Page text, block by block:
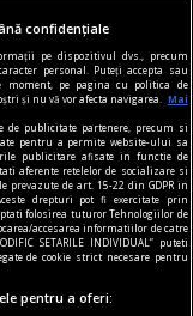
(angajatul,
dovedi unul
juriu din istoria
confidențiale
pe dispozitivul dvs., precum
personal. Puteți accepta sau
pe pagina cu politica de
și nu vă vor afecta navigarea.
Mai
publicitate partenere, precum si
pentru a permite website-ului sa
publicitare afisate in functie de
aferente retelelor de socializare si
de art. 15-22 din GDPR in
drepturi pot fi exercitate prin
folosirea tuturor Tehnologiilor de
accesarea informatiilor de catre
SETARILE INDIVIDUAL” puteti
de cookie strict necesare pentru
pentru a oferi: